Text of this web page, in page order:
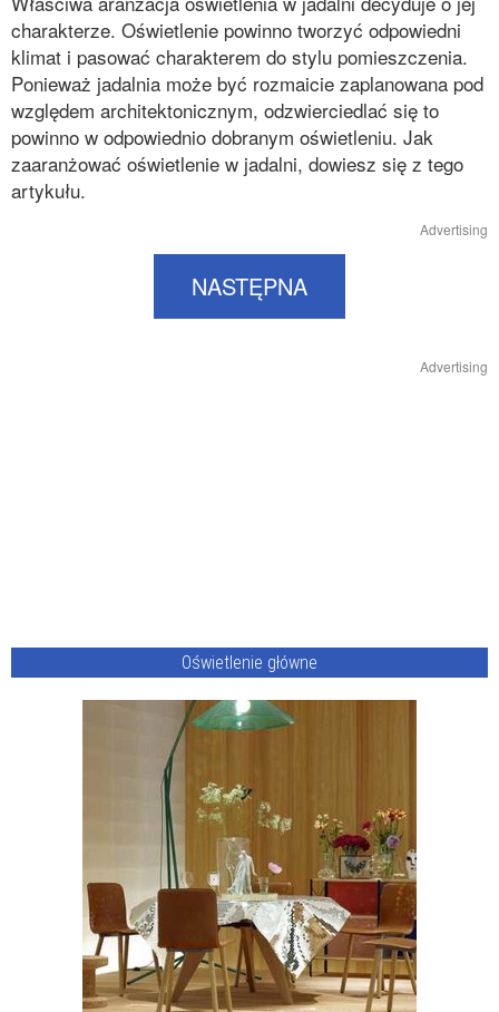
charakterze. Oświetlenie powinno tworzyć odpowiedni
klimat i pasować charakterem do stylu pomieszczenia.
Ponieważ jadalnia może być rozmaicie zaplanowana pod
względem architektonicznym, odzwierciedlać się to
powinno w odpowiednio dobranym oświetleniu. Jak
zaaranżować oświetlenie w jadalni, dowiesz się z tego
artykułu.
Advertising
NASTĘPNA
Advertising
Oświetlenie główne